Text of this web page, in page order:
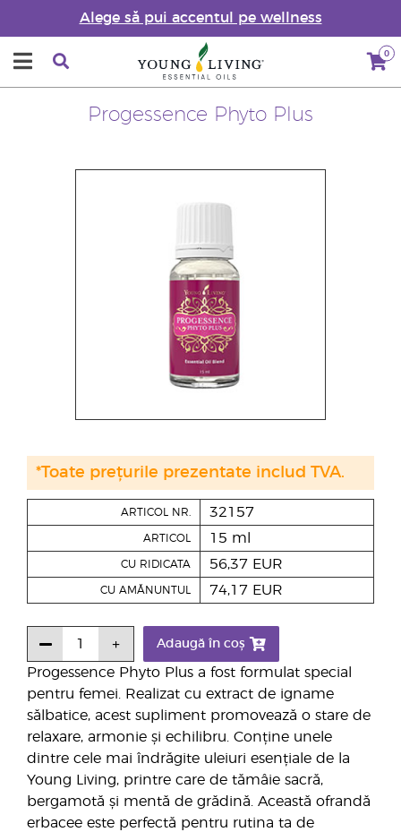
Alege să pui accentul pe wellness
0
Progessence Phyto Plus
Progessence Phyto Plus a fost formulat special
pentru femei. Realizat cu extract de igname
sălbatice, acest supliment promovează o stare de
relaxare, armonie și echilibru. Conține unele
dintre cele mai îndrăgite uleiuri esențiale de la
Young Living, printre care de tămâie sacră,
bergamotă și mentă de grădină. Această ofrandă
erbacee este perfectă pentru rutina ta de
ARTICOL NR. 32157
ARTICOL 15 ml
CU RIDICATA 56,37 EUR
CU AMĂNUNTUL 74,17 EUR
Adaugă în coș
*Toate prețurile prezentate includ TVA.